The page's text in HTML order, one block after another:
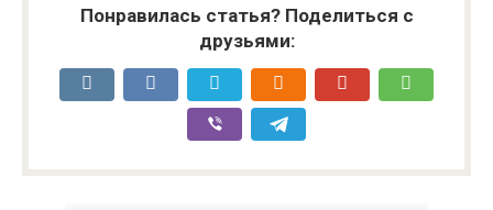
Понравилась статья? Поделиться с
друзьями: